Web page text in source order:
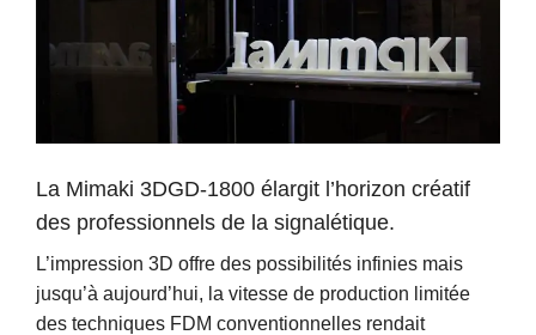
La Mimaki 3DGD-1800 élargit l’horizon créatif
des professionnels de la signalétique.
L’impression 3D offre des possibilités infinies mais
jusqu’à aujourd’hui, la vitesse de production limitée
des techniques FDM conventionnelles rendait